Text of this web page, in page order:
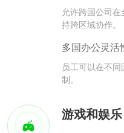
允许跨国公司
持跨区域协作。
多国办公灵活
员工可以在不
制。
游戏和娱乐